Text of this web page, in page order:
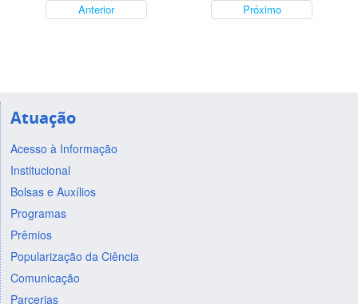
Anterior Próximo
Atuação
Acesso à Informação
Institucional
Bolsas e Auxílios
Programas
Prêmios
Popularização da Ciência
Comunicação
Parcerias